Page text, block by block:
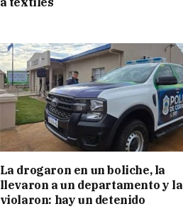
La drogaron en un boliche, la
llevaron a un departamento y la
violaron: hay un detenido